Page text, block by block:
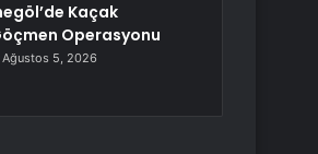
Kaçak
Operasyonu
Ağustos 5, 2026